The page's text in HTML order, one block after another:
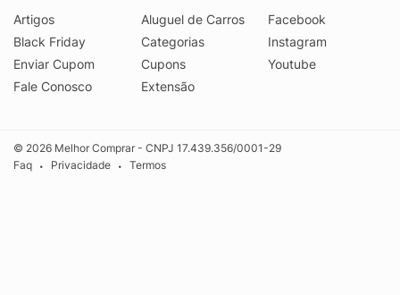
Artigos
Black Friday
Enviar Cupom
Fale Conosco
Aluguel de Carros
Categorias
Cupons
Extensão
Facebook
Instagram
Youtube
© 2026 Melhor Comprar - CNPJ 17.439.356/0001-29
Faq
• Privacidade • Termos